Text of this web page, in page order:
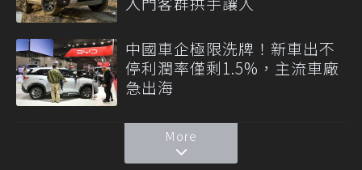
中國車企極限洗牌！新車出不
停利潤率僅剩1.5%，主流車廠
急出海
More